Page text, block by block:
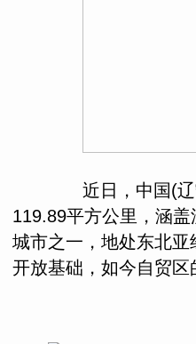
近日，中国(辽
119.89平方公里，涵
城市之一，地处东北
开放基础，如今自贸区